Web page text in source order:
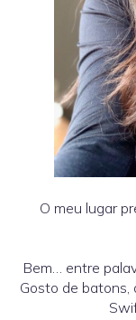
O meu lugar
Bem… entre
Gosto de batons,